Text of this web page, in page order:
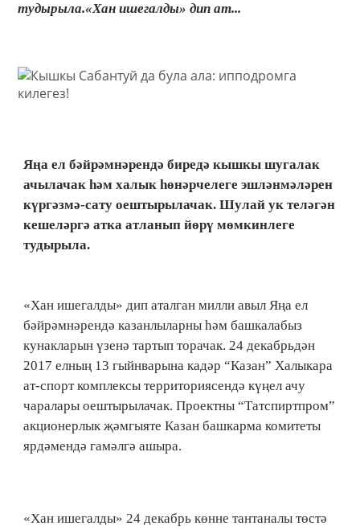
тудырыла.«Хан ишегалды» дип ат...
Яңа ел бәйрәмнәрендә биредә кышкы шугалак
ачылачак һәм халык һөнәрчелеге эшләнмәләрен
күргәзмә-сату оештырылачак. Шулай ук теләгән
кешеләргә атка атланып йөрү мөмкинлеге
тудырыла.
«Хан ишегалды» дип аталган милли авыл Яңа ел
бәйрәмнәрендә казанлыларны һәм башкалабыз
кунакларын үзенә тартып торачак. 24 декабрьдән
2017 елның 13 гыйнварына кадәр “Казан” Халыкара
ат-спорт комплексы территориясендә күңел ачу
чаралары оештырылачак. Проектны “Татспиртпром”
акционерлык җәмгыяте Казан башкарма комитеты
ярдәмендә гамәлгә ашыра.
«Хан ишегалды» 24 декабрь көнне тантаналы төстә